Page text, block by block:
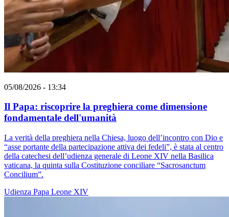
05/08/2026 - 13:34
Il Papa: riscoprire la preghiera come dimensione
fondamentale dell'umanità
La verità della preghiera nella Chiesa, luogo dell’incontro con Dio e
“asse portante della partecipazione attiva dei fedeli”, è stata al centro
della catechesi dell’udienza generale di Leone XIV nella Basilica
vaticana, la quinta sulla Costituzione conciliare “Sacrosanctum
Concilium”.
Udienza Papa Leone XIV